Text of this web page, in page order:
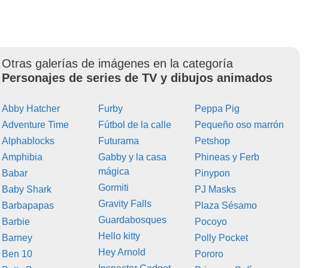
Otras galerías de imágenes en la categoría
Personajes de series de TV y dibujos animados
Abby Hatcher
Adventure Time
Alphablocks
Amphibia
Babar
Baby Shark
Barbapapas
Barbie
Barney
Ben 10
Furby
Fútbol de la calle
Futurama
Gabby y la casa
mágica
Gormiti
Gravity Falls
Guardabosques
Hello kitty
Hey Arnold
Peppa Pig
Pequeño oso marrón
Petshop
Phineas y Ferb
Pinypon
PJ Masks
Plaza Sésamo
Pocoyo
Polly Pocket
Pororo